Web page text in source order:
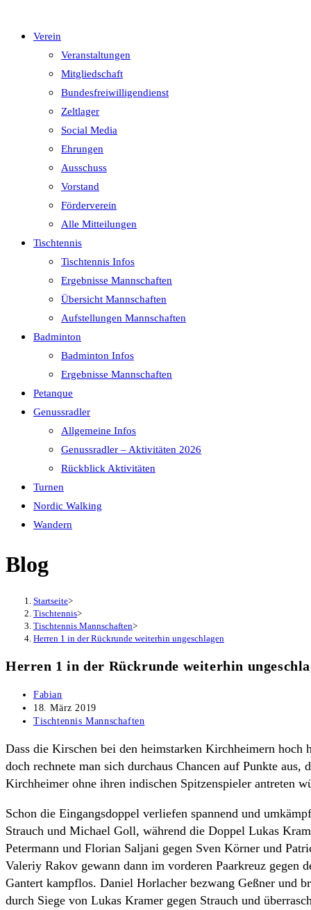
Verein
Veranstaltungen
Mitgliedschaft
Bundesfreiwilligendienst
Zeltlager
Social Media
Ehrungen
Ausschuss
Vorstand
Förderverein
Alle Mitteilungen
Tischtennis
Tischtennis Infos
Ergebnisse Mannschaften
Übersicht Mannschaften
Aufstellungen Mannschaften
Badminton
Badminton Infos
Ergebnisse Mannschaften
Petanque
Genussradler
Allgemeine Infos
Genussradler – Aktivitäten 2026
Rückblick Aktivitäten
Turnen
Nordic Walking
Wandern
Blog
Startseite>
Tischtennis>
Tischtennis Mannschaften>
Herren 1 in der Rückrunde weiterhin ungeschlagen
Herren 1 in der Rückrunde weiterhin
Beitrags-
Autor:
Fabian
Beitrag
veröffentlicht:
18. März 2019
Beitrags-
Tischtennis Mannschaften
Dass die Kirschen bei den heimstarken Kirchheimern hoch
doch rechnete man sich durchaus Chancen auf Punkte
Kirchheimer ohne ihren indischen Spitzenspieler antreten
Schon die Eingangsdoppel verliefen spannend und
Strauch und Michael Goll, während die Doppel Lukas
Petermann und Florian Saljani gegen Sven Körner und
Valeriy Rakov gewann dann im vorderen Paarkreuz gegen
Gantert kampflos. Daniel Horlacher bezwang Geßner und
durch Siege von Lukas Kramer gegen Strauch und